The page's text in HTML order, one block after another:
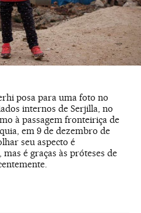
posa para uma foto no
internos de Serjilla, no
à passagem fronteiriça de
em 9 de dezembro de
seu aspecto é
é graças às próteses de